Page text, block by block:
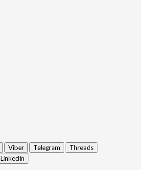
Viber Telegram
Threads
LinkedIn